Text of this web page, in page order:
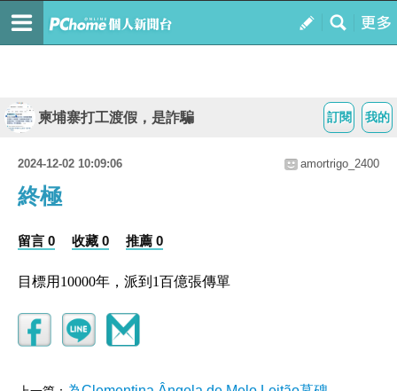
我的
訂閱
柬埔寨打工渡假，是詐騙
2024-12-02 10:09:06 amortrigo_2400
終極
留言 0 收藏 0 推薦 0
目標用10000年，派到1百億張傳單